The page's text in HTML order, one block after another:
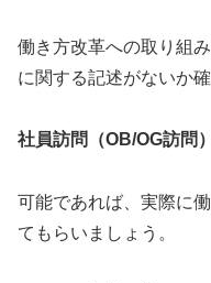
働き方改革への取り組
に関する記述がないか確
社員訪問（OB/OG訪問
可能であれば、実際に
てもらいましょう。